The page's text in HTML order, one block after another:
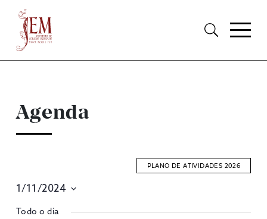
Agenda
PLANO DE ATIVIDADES 2026
1/11/2024
data
Todo o dia